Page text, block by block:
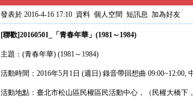
發表於 2016-4-16 17:10 資料 個人空間 短訊息 加為好友
[聯歡]20160501_「青春年華」(1981～1984)
主題：(青春年華) (1981～1984)
活動時間：2016年5月1日 (週日) 錄音帶回想曲 09:00~12:00,
活動地點：臺北市松山區民權區民活動中心，（民權大橋下